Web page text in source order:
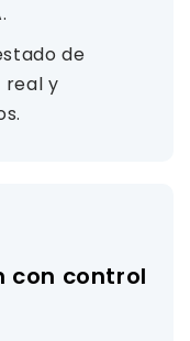
de
real y
con control